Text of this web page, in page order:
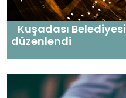
Kuşadası
düzenlendi